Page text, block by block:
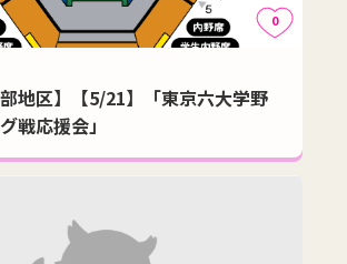
0
部地区】【5/21】「東京六大学野
戦応援会」